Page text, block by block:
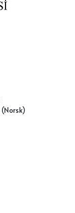
(Norsk)